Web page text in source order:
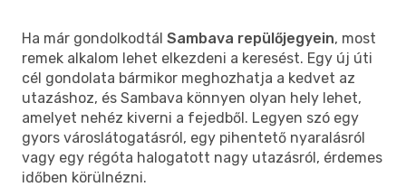
Ha már gondolkodtál Sambava repülőjegyein, most
remek alkalom lehet elkezdeni a keresést. Egy új úti
cél gondolata bármikor meghozhatja a kedvet az
utazáshoz, és Sambava könnyen olyan hely lehet,
amelyet nehéz kiverni a fejedből. Legyen szó egy
gyors városlátogatásról, egy pihentető nyaralásról
vagy egy régóta halogatott nagy utazásról, érdemes
időben körülnézni.